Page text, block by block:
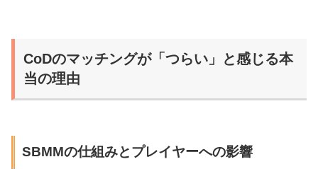
CoDのマッチングが「つらい」と感じる本
当の理由
SBMMの仕組みとプレイヤーへの影響